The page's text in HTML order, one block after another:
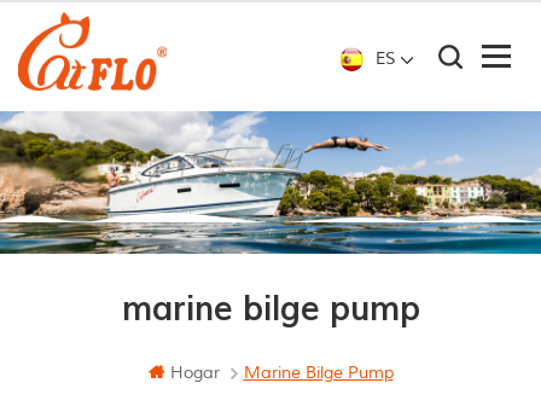
ES
marine bilge pump
Hogar Marine Bilge Pump